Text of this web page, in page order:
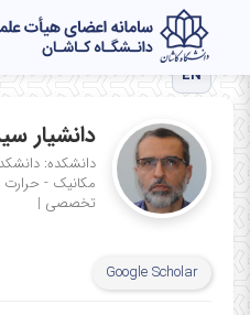
EN
دانشیار
دانشکده:
مکانیک - حرارت
تخصصی |
Google Scholar